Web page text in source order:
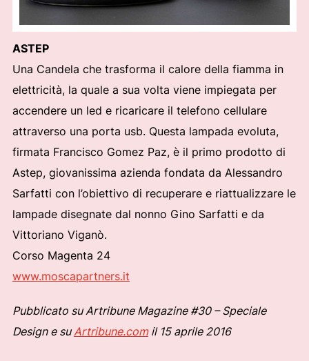
ASTEP
Una Candela che trasforma il calore della fiamma in
elettricità, la quale a sua volta viene impiegata per
accendere un led e ricaricare il telefono cellulare
attraverso una porta usb. Questa lampada evoluta,
firmata Francisco Gomez Paz, è il primo prodotto di
Astep, giovanissima azienda fondata da Alessandro
Sarfatti con l’obiettivo di recuperare e riattualizzare le
lampade disegnate dal nonno Gino Sarfatti e da
Vittoriano Viganò.
Corso Magenta 24
www.moscapartners.it
Pubblicato su Artribune Magazine #30 – Speciale
Design e suArtribune.comil 15 aprile 2016